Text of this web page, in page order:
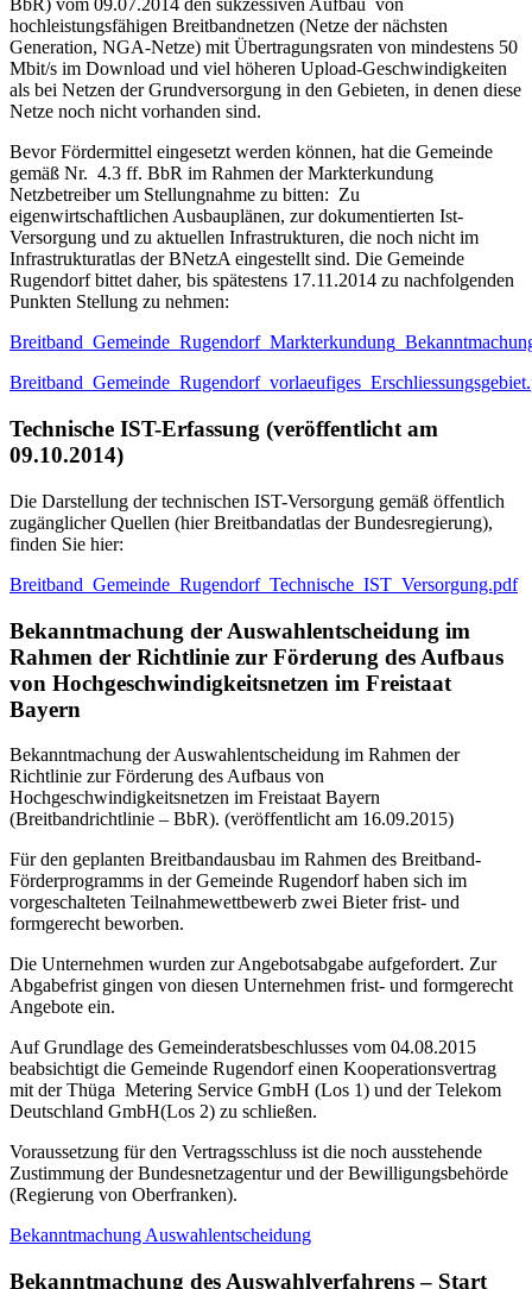
BbR) vom 09.07.2014 den sukzessiven Aufbau von
hochleistungsfähigen Breitbandnetzen (Netze der nächsten
Generation, NGA-Netze) mit Übertragungsraten von mindestens 50
Mbit/s im Download und viel höheren Upload-Geschwindigkeiten
als bei Netzen der Grundversorgung in den Gebieten, in denen diese
Netze noch nicht vorhanden sind.
Bevor Fördermittel eingesetzt werden können, hat die Gemeinde
gemäß Nr. 4.3 ff. BbR im Rahmen der Markterkundung
Netzbetreiber um Stellungnahme zu bitten: Zu
eigenwirtschaftlichen Ausbauplänen, zur dokumentierten Ist-
Versorgung und zu aktuellen Infrastrukturen, die noch nicht im
Infrastrukturatlas der BNetzA eingestellt sind. Die Gemeinde
Rugendorf bittet daher, bis spätestens 17.11.2014 zu nachfolgenden
Punkten Stellung zu nehmen:
Technische IST-Erfassung (veröffentlicht am
09.10.2014)
Die Darstellung der technischen IST-Versorgung gemäß öffentlich
zugänglicher Quellen (hier Breitbandatlas der Bundesregierung),
finden Sie hier:
Breitband_Gemeinde_Rugendorf_Technische_IST_Versorgung.pdf
Bekanntmachung der Auswahlentscheidung im
Rahmen der Richtlinie zur Förderung des Aufbaus
von Hochgeschwindigkeitsnetzen im Freistaat
Bayern
Bekanntmachung der Auswahlentscheidung im Rahmen der
Richtlinie zur Förderung des Aufbaus von
Hochgeschwindigkeitsnetzen im Freistaat Bayern
(Breitbandrichtlinie – BbR). (veröffentlicht am 16.09.2015)
Für den geplanten Breitbandausbau im Rahmen des Breitband-
Förderprogramms in der Gemeinde Rugendorf haben sich im
vorgeschalteten Teilnahmewettbewerb zwei Bieter frist- und
formgerecht beworben.
Die Unternehmen wurden zur Angebotsabgabe aufgefordert. Zur
Abgabefrist gingen von diesen Unternehmen frist- und formgerecht
Angebote ein.
Auf Grundlage des Gemeinderatsbeschlusses vom 04.08.2015
beabsichtigt die Gemeinde Rugendorf einen Kooperationsvertrag
mit der Thüga Metering Service GmbH (Los 1) und der Telekom
Deutschland GmbH(Los 2) zu schließen.
Voraussetzung für den Vertragsschluss ist die noch ausstehende
Zustimmung der Bundesnetzagentur und der Bewilligungsbehörde
(Regierung von Oberfranken).
Bekanntmachung Auswahlentscheidung
Bekanntmachung des Auswahlverfahrens – Start